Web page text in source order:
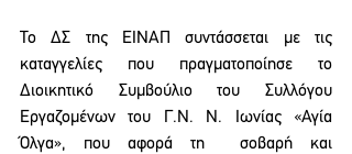
Το ΔΣ της ΕΙΝΑΠ συντάσσεται με τις
καταγγελίες που πραγματοποίησε το
Διοικητικό Συμβούλιο του Συλλόγου
Εργαζομένων του Γ.Ν. Ν. Ιωνίας «Αγία
Όλγα», που αφορά τη
σοβαρή και